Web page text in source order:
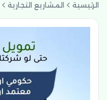
الرئيسية المشاريع التجارية